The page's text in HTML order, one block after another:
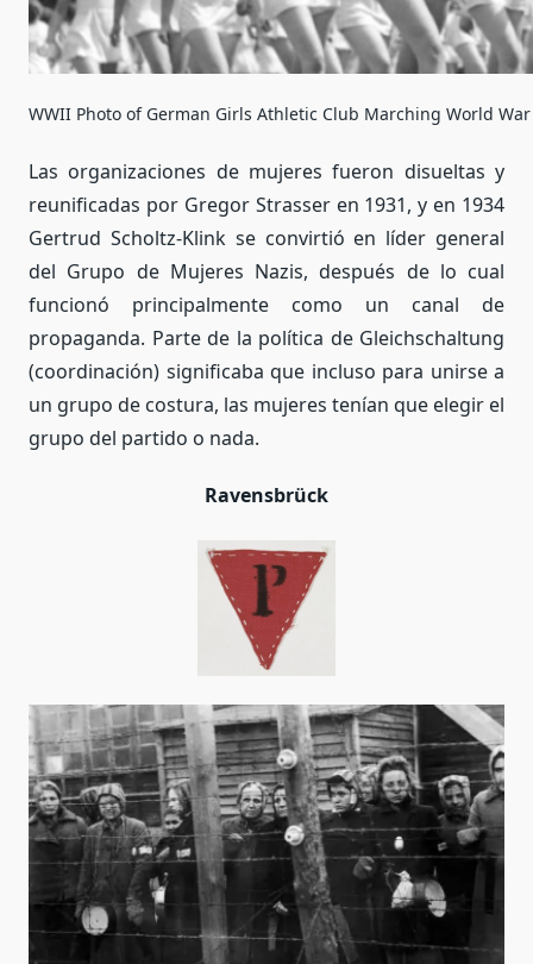
WWII Photo of German Girls Athletic Club Marching World War
Las organizaciones de mujeres fueron disueltas y
reunificadas por Gregor Strasser en 1931, y en 1934
Gertrud Scholtz-Klink se convirtió en líder general
del Grupo de Mujeres Nazis, después de lo cual
funcionó principalmente como un canal de
propaganda. Parte de la política de Gleichschaltung
(coordinación) significaba que incluso para unirse a
un grupo de costura, las mujeres tenían que elegir el
grupo del partido o nada.
Ravensbrück